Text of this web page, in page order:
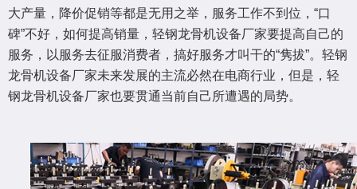
大产量，降价促销等都是无用之举，服务工作不到位，“口
碑”不好，如何提高销量，轻钢龙骨机设备厂家要提高自己的
服务，以服务去征服消费者，搞好服务才叫干的“隽拔”。轻钢
龙骨机设备厂家未来发展的主流必然在电商行业，但是，轻
钢龙骨机设备厂家也要贯通当前自己所遭遇的局势。